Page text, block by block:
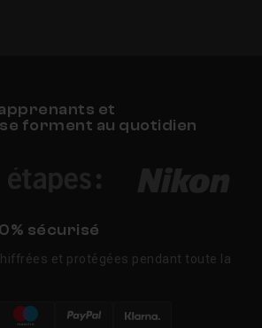
et
forment au quotidien
sécurisé
et protégées pendant toute la